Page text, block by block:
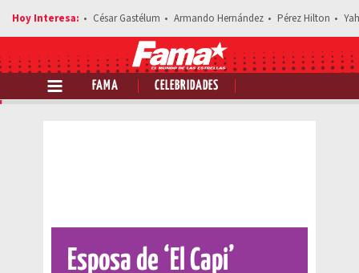
César Gastélum Armando Hernández Pérez Hilton
FAMA CELEBRIDADES
Comparte esta noticia
Esposa de ‘El Capi’